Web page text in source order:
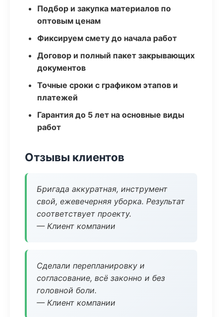
Подбор и закупка материалов по
оптовым ценам
Фиксируем смету до начала работ
Договор и полный пакет закрывающих
документов
Точные сроки с графиком этапов и
платежей
Гарантия до 5 лет на основные виды
работ
Отзывы клиентов
Бригада аккуратная, инструмент
свой, ежевечерняя уборка. Результат
соответствует проекту.
— Клиент компании
Сделали перепланировку и
согласование, всё законно и без
головной боли.
— Клиент компании